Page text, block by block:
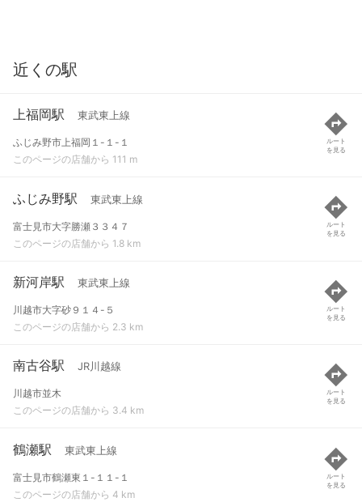
近くの駅
上福岡駅 東武東上線
ふじみ野市上福岡１-１-１
このページの店舗から 111 m
ルート
を見る
ふじみ野駅 東武東上線
富士見市大字勝瀬３３４７
このページの店舗から 1.8 km
ルート
を見る
新河岸駅 東武東上線
川越市大字砂９１４-５
このページの店舗から 2.3 km
ルート
を見る
南古谷駅 JR川越線
川越市並木
このページの店舗から 3.4 km
ルート
を見る
鶴瀬駅 東武東上線
富士見市鶴瀬東１-１１-１
このページの店舗から 4 km
ルート
を見る